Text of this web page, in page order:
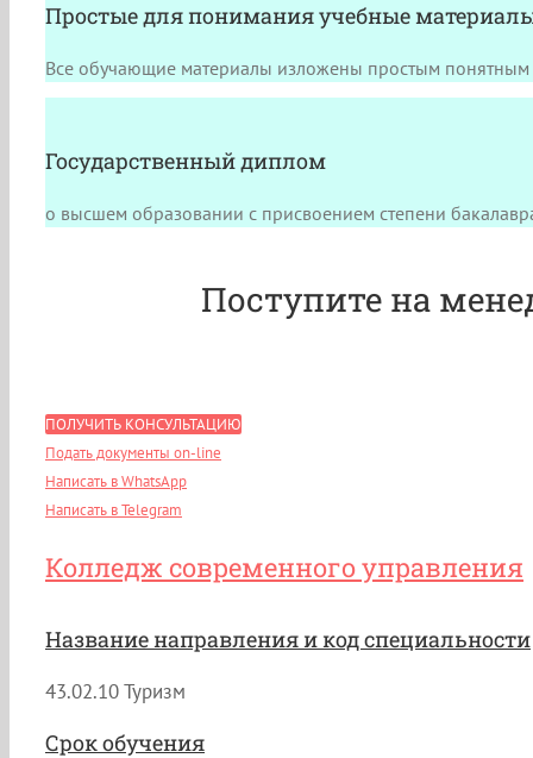
Простые для понимания учебные
Все обучающие материалы изложены простым
Государственный диплом
о высшем образовании с присвоением степени
Поступите на
ПОЛУЧИТЬ КОНСУЛЬТАЦИЮ
Подать документы on-line
Написать в WhatsApp
Написать в Telegram
Колледж современного управления
Название направления и код специальности
43.02.10 Туризм
Срок обучения